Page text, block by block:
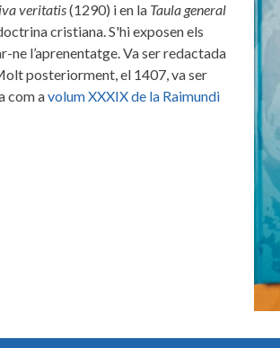
veritatis(1290) i en la Taula general
cristiana. S'hi exposen els
l’aprenentatge. Va ser redactada
posteriorment, el 1407, va ser
com avolum XXXIX de la Raimundi